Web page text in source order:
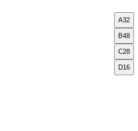
A32
B48
C28
D16